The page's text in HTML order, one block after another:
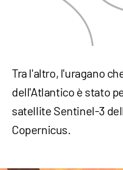
Tra l'altro, l'uragano
dell'Atlantico è stato
satellite Sentinel-3
Copernicus.